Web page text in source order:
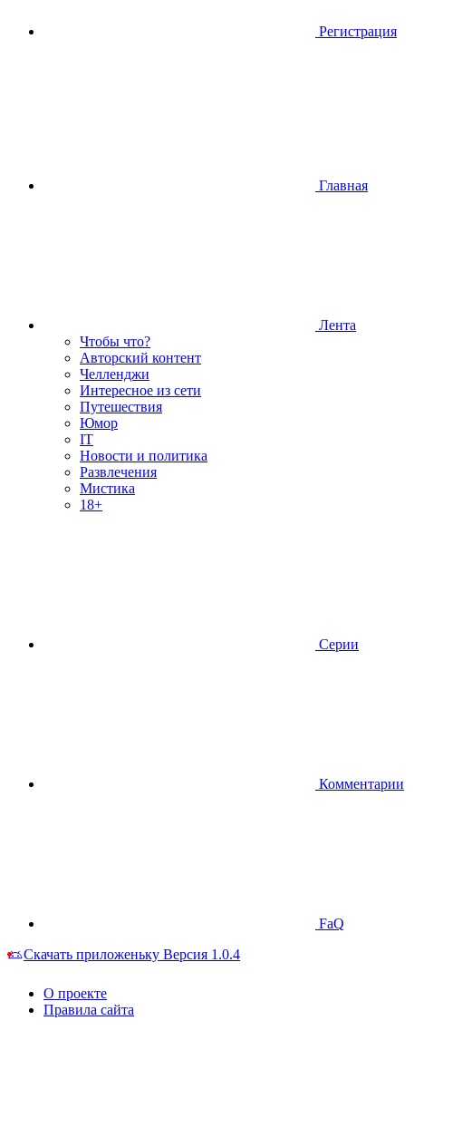
Регистрация
Главная
Лента
Чтобы что?
Авторский контент
Челленджи
Интересное из сети
Путешествия
Юмор
IT
Новости и политика
Развлечения
Мистика
18+
Серии
Комментарии
FaQ
Скачать приложеньку Версия 1.0.4
О проекте
Правила сайта